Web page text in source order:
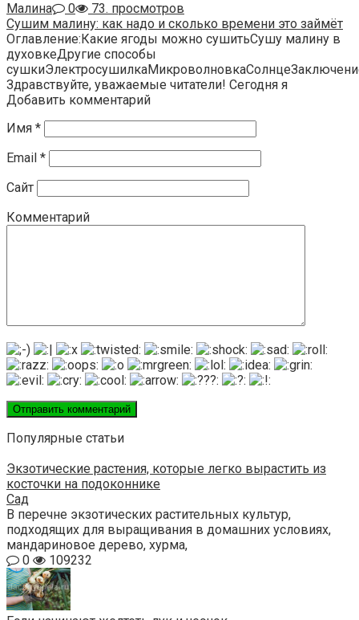
Малина
0
73. просмотров
Сушим малину: как надо и сколько времени это займёт
Оглавление:Какие ягоды можно сушитьСушу малину в
духовкеДругие способы
Здравствуйте, уважаемые читатели! Сегодня я
Добавить комментарий
Имя *
Email *
Сайт
Комментарий
Популярные статьи
Экзотические растения, которые легко вырастить из
косточки на подоконнике
Сад
В перечне экзотических растительных культур,
подходящих для выращивания в домашних условиях,
мандариновое дерево, хурма,
0
109232